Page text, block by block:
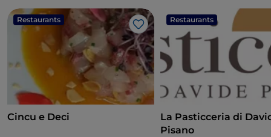
Restaurants
Like
Cincu e Deci
Restaurants
La Pasticceria di
Pisano